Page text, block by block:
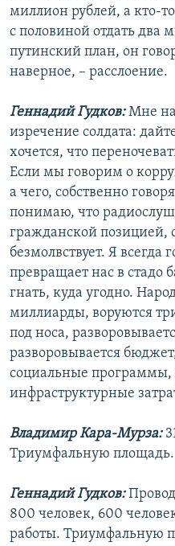
миллион рублей, а кто-
с половиной отдать два
путинский план, он
наверное, – расслоение.
Геннадий Гудков:Мне
изречение солдата:
хочется, что
Если мы говорим о
а чего, собственно
понимаю, что
гражданской позицией,
безмолвствует. Я всегда
превращает нас в стадо
гнать, куда угодно.
миллиарды, воруются
под носа,
разворовывается
социальные программы,
инфраструктурные
Владимир Кара-Мурза:
Триумфальную площадь.
Геннадий Гудков:
800 человек, 600
работы. Триумфальную